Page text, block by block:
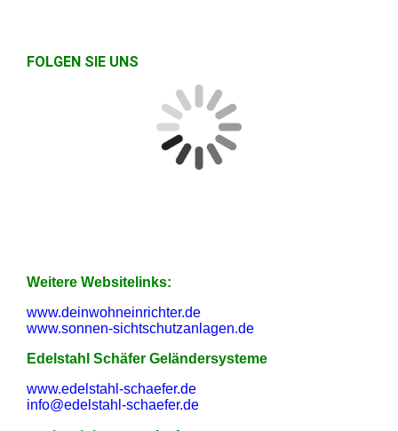
FOLGEN SIE UNS
Weitere Websitelinks:
www.deinwohneinrichter.de
www.sonnen-sichtschutzanlagen.de
Edelstahl Schäfer Geländersysteme
www.edelstahl-schaefer.de
info@edelstahl-schaefer.de